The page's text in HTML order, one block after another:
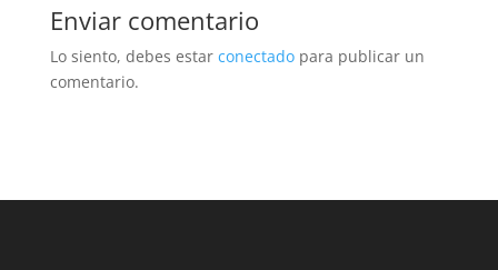
Enviar comentario
Lo siento, debes estar conectadopara publicar un
comentario.